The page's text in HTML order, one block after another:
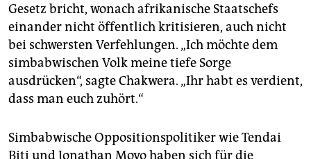
Gesetz bricht, wonach afrikanische Staatschefs
einander nicht öffentlich kritisieren, auch nicht
bei schwersten Verfehlungen. „Ich möchte dem
simbabwischen Volk meine tiefe Sorge
ausdrücken“, sagte Chakwera. „Ihr habt es verdient,
dass man euch zuhört.“
Simbabwische Oppositionspolitiker wie Tendai
Biti und Jonathan Moyo haben sich für die